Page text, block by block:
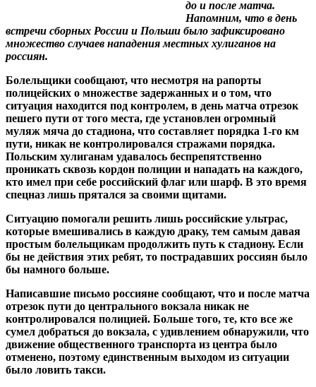
до и после матча.
Напомним, что в день
встречи сборных России и Польши было зафиксировано
множество случаев нападения местных хулиганов на
россиян.
Болельщики сообщают, что несмотря на рапорты
полицейских о множестве задержанных и о том, что
ситуация находится под контролем, в день матча отрезок
пешего пути от того места, где установлен огромный
муляж мяча до стадиона, что составляет порядка 1-го км
пути, никак не контролировался стражами порядка.
Польским хулиганам удавалось беспрепятственно
проникать сквозь кордон полиции и нападать на каждого,
кто имел при себе российский флаг или шарф. В это время
спецназ лишь прятался за своими щитами.
Ситуацию помогали решить лишь российские ультрас,
которые вмешивались в каждую драку, тем самым давая
простым болельщикам продолжить путь к стадиону. Если
бы не действия этих ребят, то пострадавших россиян было
бы намного больше.
Написавшие письмо россияне сообщают, что и после матча
отрезок пути до центрального вокзала никак не
контролировался полицией. Больше того, те, кто все же
сумел добраться до вокзала, с удивлением обнаружили, что
движение общественного транспорта из центра было
отменено, поэтому единственным выходом из ситуации
было ловить такси.